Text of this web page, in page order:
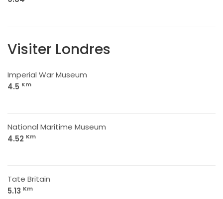
Visiter Londres
Imperial War Museum
4.5 Km
National Maritime Museum
4.52 Km
Tate Britain
5.13 Km